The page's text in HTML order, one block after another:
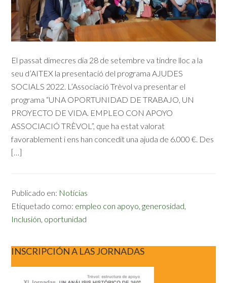
El passat dimecres dia 28 de setembre va tindre lloc a la
seu d’AITEX la presentació del programa AJUDES
SOCIALS 2022. L’Associació Trèvol va presentar el
programa “UNA OPORTUNIDAD DE TRABAJO, UN
PROYECTO DE VIDA. EMPLEO CON APOYO
ASSOCIACIÓ TRÈVOL”, que ha estat valorat
favorablement i ens han concedit una ajuda de 6.000 €. Des
[…]
Publicado en: Notícias
Etiquetado como: empleo con apoyo,generosidad,
Inclusión, oportunidad
INSCRIPCIÓN A LAS JORNADAS